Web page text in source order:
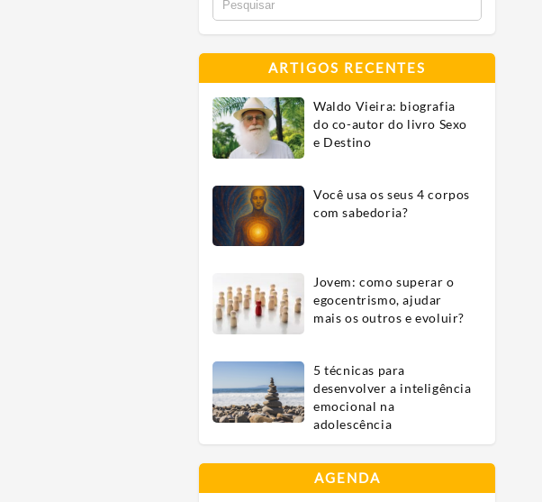
ARTIGOS RECENTES
Waldo Vieira: biografia
do co-autor do livro Sexo
e Destino
Você usa os seus 4 corpos
com sabedoria?
Jovem: como superar o
egocentrismo, ajudar
mais os outros e evoluir?
5 técnicas para
desenvolver a inteligência
emocional na
adolescência
AGENDA